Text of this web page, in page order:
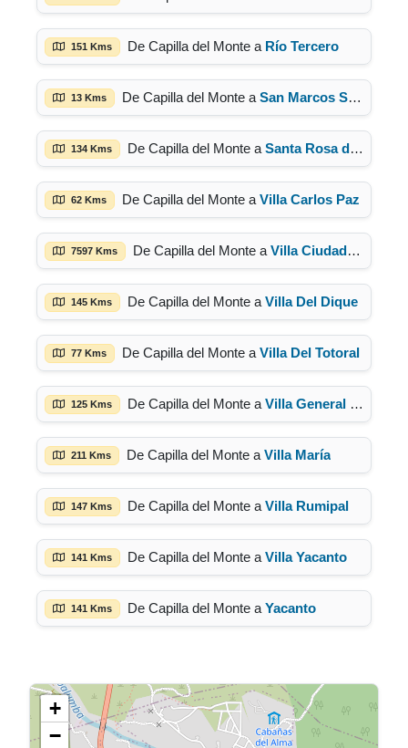
151 Kms De Capilla del Monte a Río Tercero
13 Kms De Capilla del Monte a San Marcos Sierra
134 Kms De Capilla del Monte a Santa Rosa de Calamuchita
62 Kms De Capilla del Monte a Villa Carlos Paz
7597 Kms De Capilla del Monte a Villa Ciudad Parque
145 Kms De Capilla del Monte a Villa Del Dique
77 Kms De Capilla del Monte a Villa Del Totoral
125 Kms De Capilla del Monte a Villa General Belgrano
211 Kms De Capilla del Monte a Villa María
147 Kms De Capilla del Monte a Villa Rumipal
141 Kms De Capilla del Monte a Villa Yacanto
141 Kms De Capilla del Monte a Yacanto
+
−